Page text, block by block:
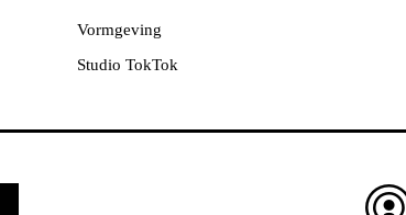
Vormgeving
Studio TokTok